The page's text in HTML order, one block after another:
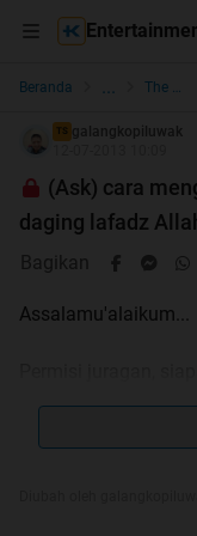
Beranda ... The Lounge
TS galangkopiluwak
(Ask) cara
daging lafadz
Bagikan
Assalamu'alaikum...
daging sapi yg